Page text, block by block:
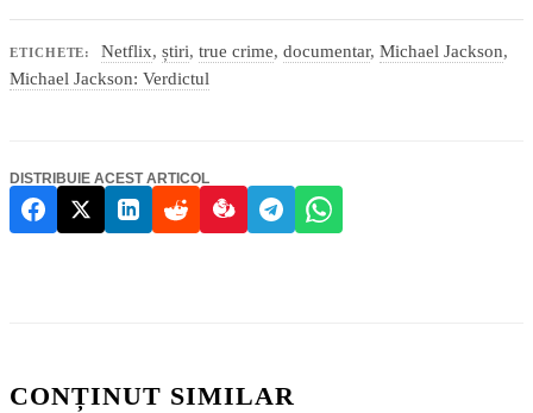
ETICHETE: Netflix, știri, true crime, documentar, Michael Jackson,
Michael Jackson: Verdictul
DISTRIBUIE ACEST ARTICOL
CONȚINUT SIMILAR